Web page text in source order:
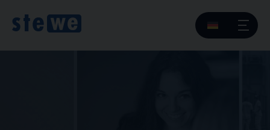
content